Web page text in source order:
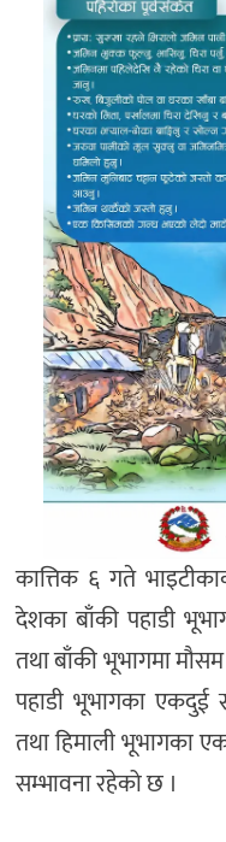
कात्तिक ६ गते
देशका बाँकी पहाडी
तथा बाँकी भूभागमा
पहाडी भूभागका एकदुई
तथा हिमाली भूभागका
सम्भावना रहेको छ ।